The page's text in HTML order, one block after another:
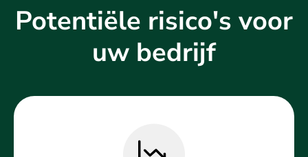
Potentiële risico's voor
uw bedrijf